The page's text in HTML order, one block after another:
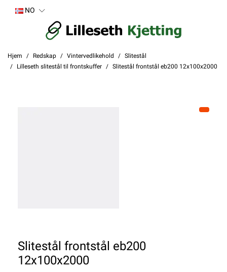
NO
Hjem Redskap Vintervedlikehold
Slitestål
Lilleseth slitestål til frontskuffer
Slitestål frontstål eb200 12x100x2000
Slitestål frontstål eb200
12x100x2000